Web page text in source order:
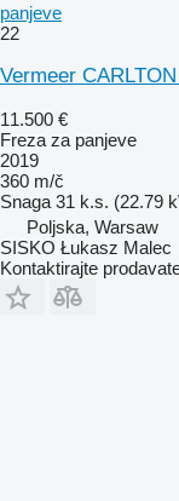
panjeve
22
Vermeer
11.500 €
Freza za panjeve
2019
360 m/č
Snaga 31 k.s. (22.79
Poljska, Warsaw
SISKO Łukasz Malec
Kontaktirajte